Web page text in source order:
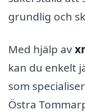
grundlig och
Med hjälp av
kan du enkelt
som
Östra